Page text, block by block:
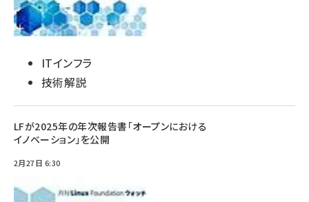
ITインフラ
技術解説
LFが2025年の年次報告書「オープンにおける
イノベーション」を公開
2月27日 6:30